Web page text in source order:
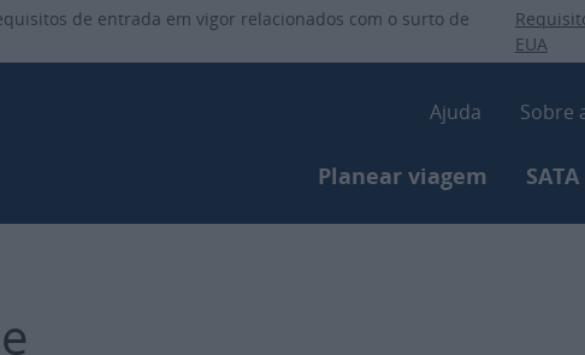
Passar
de entrada em vigor relacionados com o surto de
EUA
Ajuda Sobre
Primary-menu
Planear viagem